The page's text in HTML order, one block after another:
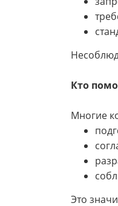
Кто
Многие
Это